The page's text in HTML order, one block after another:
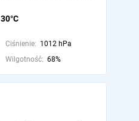
30°C
Ciśnienie: 1012 hPa
Wilgotność: 68%